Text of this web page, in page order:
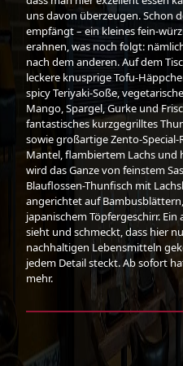
uns davon überzeugen. Schon
empfängt – ein kleines fein-
erahnen, was noch folgt:
nach dem anderen. Auf dem
leckere knusprige Tofu-
spicy Teriyaki-Soße,
Mango, Spargel, Gurke und
fantastisches kurzgegrilltes
sowie großartige Zento-
Mantel, flambiertem Lachs und
wird das Ganze von feinstem
Blauflossen-Thunfisch mit
angerichtet auf
japanischem Töpfergeschirr.
sieht und schmeckt, dass hier
nachhaltigen Lebensmitteln
jedem Detail steckt. Ab sofort
mehr.